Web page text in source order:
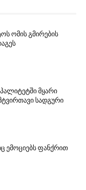
ომის გმირების
მყარი
სადგური
ემოციებს ფანქრით